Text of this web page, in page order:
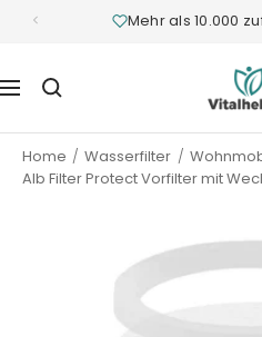
Mehr als 10.000
Navigation
Home Wasserfilter
Alb Filter Protect Vorfilter mit